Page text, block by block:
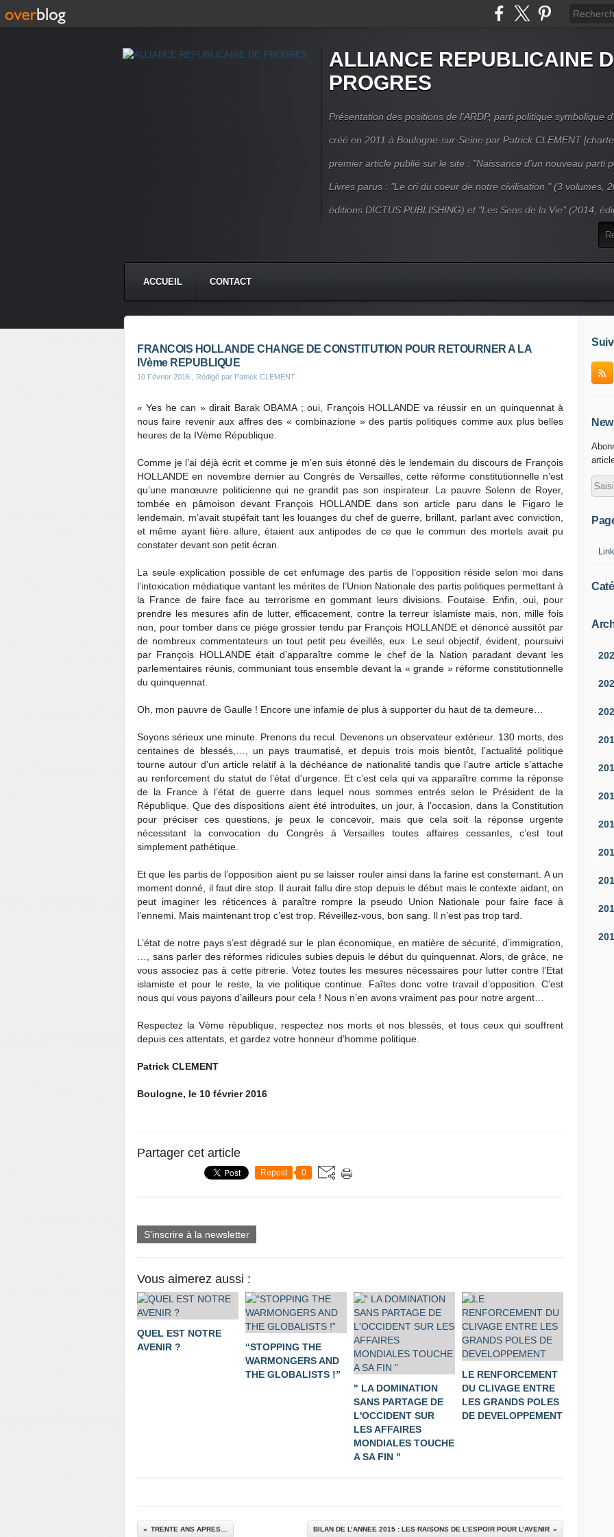
ALLIANCE REPUBLICAINE
PROGRES
Présentation des positions de l'ARDP, parti politique symbolique
créé en 2011 à Boulogne-sur-Seine par Patrick CLEMENT
premier article publié sur le site : "Naissance d'un nouveau parti
Livres parus : "Le cri du coeur de notre civilisation " (3 volumes,
éditions DICTUS PUBLISHING) et "Les Sens de la Vie" (2014,
ACCUEIL CONTACT
FRANCOIS HOLLANDE CHANGE DE CONSTITUTION POUR RETOURNER A LA
IVème REPUBLIQUE
10 Février 2016 , Rédigé par Patrick CLEMENT
« Yes he can » dirait Barak OBAMA ; oui, François HOLLANDE va réussir en un quinquennat à
nous faire revenir aux affres des « combinazione » des partis politiques comme aux plus belles
heures de la IVème République.
Comme je l’ai déjà écrit et comme je m’en suis étonné dès le lendemain du discours de François
HOLLANDE en novembre dernier au Congrès de Versailles, cette réforme constitutionnelle n’est
qu’une manœuvre politicienne qui ne grandit pas son inspirateur. La pauvre Solenn de Royer,
tombée en pâmoison devant François HOLLANDE dans son article paru dans le Figaro le
lendemain, m’avait stupéfait tant les louanges du chef de guerre, brillant, parlant avec conviction,
et même ayant fière allure, étaient aux antipodes de ce que le commun des mortels avait pu
constater devant son petit écran.
La seule explication possible de cet enfumage des partis de l’opposition réside selon moi dans
l’intoxication médiatique vantant les mérites de l’Union Nationale des partis politiques permettant à
la France de faire face au terrorisme en gommant leurs divisions. Foutaise. Enfin, oui, pour
prendre les mesures afin de lutter, efficacement, contre la terreur islamiste mais, non, mille fois
non, pour tomber dans ce piège grossier tendu par François HOLLANDE et dénoncé aussitôt par
de nombreux commentateurs un tout petit peu éveillés, eux. Le seul objectif, évident, poursuivi
par François HOLLANDE était d’apparaître comme le chef de la Nation paradant devant les
parlementaires réunis, communiant tous ensemble devant la « grande » réforme constitutionnelle
du quinquennat.
Oh, mon pauvre de Gaulle ! Encore une infamie de plus à supporter du haut de ta demeure…
Soyons sérieux une minute. Prenons du recul. Devenons un observateur extérieur. 130 morts, des
centaines de blessés,…, un pays traumatisé, et depuis trois mois bientôt, l’actualité politique
tourne autour d’un article relatif à la déchéance de nationalité tandis que l’autre article s’attache
au renforcement du statut de l’état d’urgence. Et c’est cela qui va apparaître comme la réponse
de la France à l’état de guerre dans lequel nous sommes entrés selon le Président de la
République. Que des dispositions aient été introduites, un jour, à l’occasion, dans la Constitution
pour préciser ces questions, je peux le concevoir, mais que cela soit la réponse urgente
nécessitant la convocation du Congrès à Versailles toutes affaires cessantes, c’est tout
simplement pathétique.
Et que les partis de l’opposition aient pu se laisser rouler ainsi dans la farine est consternant. A un
moment donné, il faut dire stop. Il aurait fallu dire stop depuis le début mais le contexte aidant, on
peut imaginer les réticences à paraître rompre la pseudo Union Nationale pour faire face à
l’ennemi. Mais maintenant trop c’est trop. Réveillez-vous, bon sang. Il n’est pas trop tard.
L’état de notre pays s’est dégradé sur le plan économique, en matière de sécurité, d’immigration,
…, sans parler des réformes ridicules subies depuis le début du quinquennat. Alors, de grâce, ne
vous associez pas à cette pitrerie. Votez toutes les mesures nécessaires pour lutter contre l’Etat
islamiste et pour le reste, la vie politique continue. Faîtes donc votre travail d’opposition. C’est
nous qui vous payons d’ailleurs pour cela ! Nous n’en avons vraiment pas pour notre argent…
Respectez la Vème république, respectez nos morts et nos blessés, et tous ceux qui souffrent
depuis ces attentats, et gardez votre honneur d’homme politique.
Patrick CLEMENT
Boulogne, le 10 février 2016
Partager cet article
Repost 0
S'inscrire à la newsletter
Vous aimerez aussi :
QUEL EST NOTRE
AVENIR ?
“STOPPING THE
WARMONGERS AND
THE GLOBALISTS !”
" LA DOMINATION
SANS PARTAGE DE
L'OCCIDENT SUR
LES AFFAIRES
MONDIALES TOUCHE
A SA FIN "
LE RENFORCEMENT
DU CLIVAGE ENTRE
LES GRANDS POLES
DE DEVELOPPEMENT
TRENTE ANS APRES… BILAN DE L’ANNEE 2015 : LES RAISONS DE L’ESPOIR POUR L’AVENIR